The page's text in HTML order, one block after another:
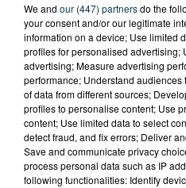
SAINT-ETIENNE : UN
UNE CHUTE DU 8E
We and our (447) partnersdo the
your consent and/or our legitimate
information on a device; Use limited
profiles for personalised advertising;
advertising; Measure advertising
performance; Understand
of data from different sources;
profiles to personalise content; Use
content; Use limited data to select
detect fraud, and fix errors; Deliver
Save and communicate privacy
process personal data such as IP
following functionalities: Identify